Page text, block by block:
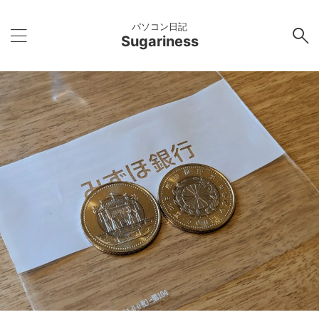
パソコン日記
Sugariness